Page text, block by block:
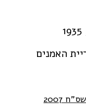
האמנים
"ח 2007